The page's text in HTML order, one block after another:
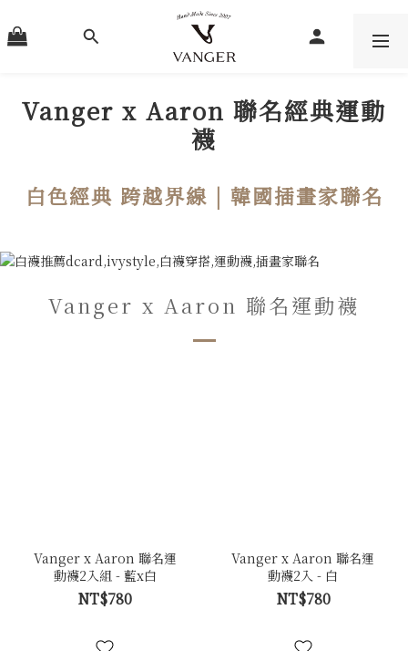
Vanger x Aaron 聯名經典運動
襪
白色經典 跨越界線 | 韓國插畫家聯名
Vanger x Aaron 聯名運動襪
Vanger x Aaron 聯名運
動襪2入組 - 藍x白
NT$780
Vanger x Aaron 聯名運
動襪2入 - 白
NT$780